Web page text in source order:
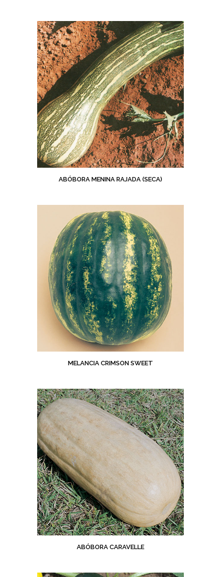
ABÓBORA MENINA RAJADA (SECA)
MELANCIA CRIMSON SWEET
ABÓBORA CARAVELLE